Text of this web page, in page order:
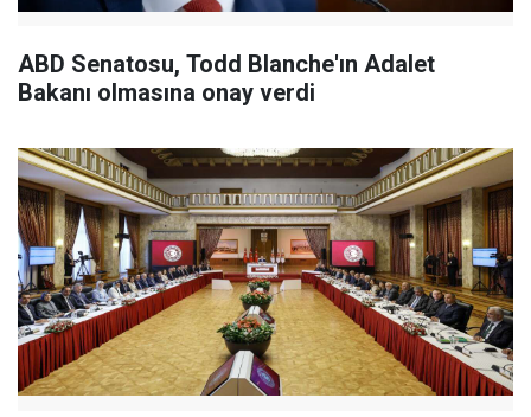
ABD Senatosu, Todd Blanche'ın Adalet
Bakanı olmasına onay verdi